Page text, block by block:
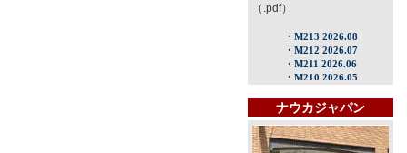
（.pdf）
ナウカジャパン